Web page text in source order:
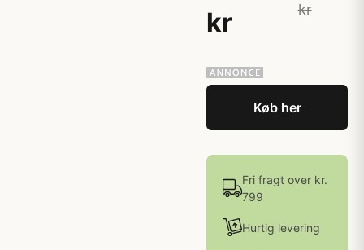
kr
kr
Køb her
Fri fragt over kr.
799
Hurtig levering